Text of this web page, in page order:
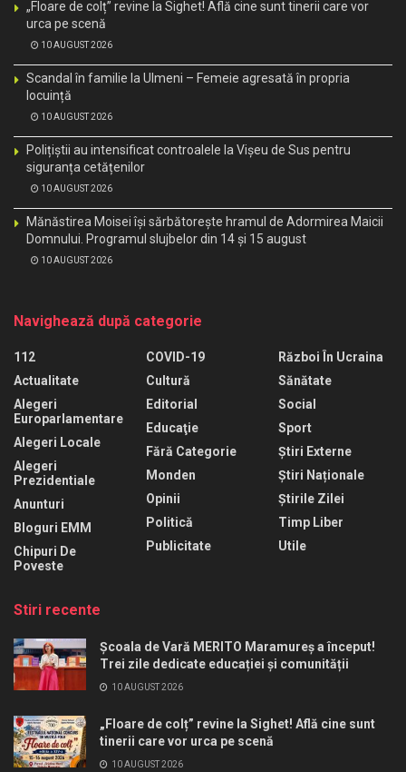
„Floare de colț” revine la Sighet! Află cine sunt tinerii care vor
urca pe scenă
10 AUGUST 2026
Scandal în familie la Ulmeni – Femeie agresată în propria
locuință
10 AUGUST 2026
Polițiștii au intensificat controalele la Vișeu de Sus pentru
siguranța cetățenilor
10 AUGUST 2026
Mănăstirea Moisei își sărbătorește hramul de Adormirea Maicii
Domnului. Programul slujbelor din 14 și 15 august
10 AUGUST 2026
Navighează după categorie
112
Actualitate
Alegeri
Europarlamentare
Alegeri Locale
Alegeri
Prezidentiale
Anunturi
Bloguri EMM
Chipuri De
Poveste
COVID-19
Cultură
Editorial
Educaţie
Fără Categorie
Monden
Opinii
Politică
Publicitate
Război În Ucraina
Sănătate
Social
Sport
Știri Externe
Știri Naționale
Știrile Zilei
Timp Liber
Utile
Stiri recente
Școala de Vară MERITO Maramureș a început!
Trei zile dedicate educației și comunității
10 AUGUST 2026
„Floare de colț” revine la Sighet! Află cine sunt
tinerii care vor urca pe scenă
10 AUGUST 2026